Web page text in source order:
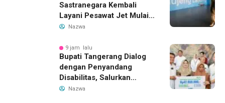
Sastranegara Kembali
Layani Pesawat Jet Mulai
14 Agustus 2026, Garuda
Bandung-Denpasar
Nazwa
9 jam lalu
Bupati Tangerang Dialog
dengan Penyandang
Disabilitas, Salurkan
Bantuan dan Tampung
Nazwa